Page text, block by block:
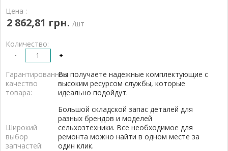
Цена :
2 862,81 грн. /шт
Количество:
- +
Гарантированное
качество
товара:
Вы получаете надежные комплектующие с
высоким ресурсом службы, которые
идеально подойдут.
Широкий
выбор
запчастей:
Большой складской запас деталей для
разных брендов и моделей
сельхозтехники. Все необходимое для
ремонта можно найти в одном месте за
один клик.